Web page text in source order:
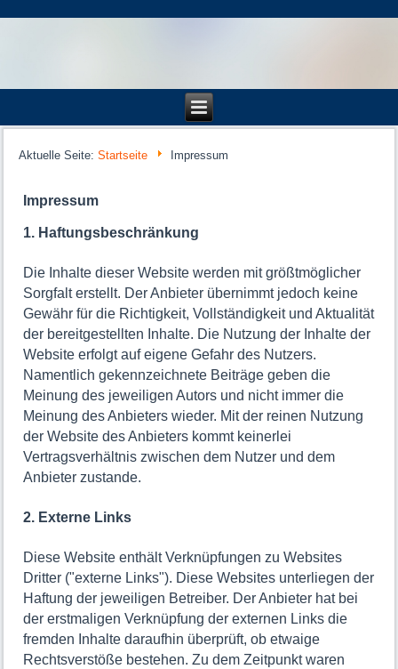
Aktuelle Seite:Startseite Impressum
Impressum
1. Haftungsbeschränkung
Die Inhalte dieser Website werden mit größtmöglicher
Sorgfalt erstellt. Der Anbieter übernimmt jedoch keine
Gewähr für die Richtigkeit, Vollständigkeit und Aktualität
der bereitgestellten Inhalte. Die Nutzung der Inhalte der
Website erfolgt auf eigene Gefahr des Nutzers.
Namentlich gekennzeichnete Beiträge geben die
Meinung des jeweiligen Autors und nicht immer die
Meinung des Anbieters wieder. Mit der reinen Nutzung
der Website des Anbieters kommt keinerlei
Vertragsverhältnis zwischen dem Nutzer und dem
Anbieter zustande.
2. Externe Links
Diese Website enthält Verknüpfungen zu Websites
Dritter ("externe Links"). Diese Websites unterliegen der
Haftung der jeweiligen Betreiber. Der Anbieter hat bei
der erstmaligen Verknüpfung der externen Links die
fremden Inhalte daraufhin überprüft, ob etwaige
Rechtsverstöße bestehen. Zu dem Zeitpunkt waren